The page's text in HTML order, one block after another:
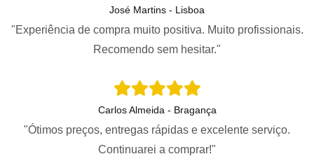
José Martins - Lisboa
"Experiência de compra muito positiva. Muito profissionais.
Recomendo sem hesitar."
Carlos Almeida - Bragança
"Ótimos preços, entregas rápidas e excelente serviço.
Continuarei a comprar!"